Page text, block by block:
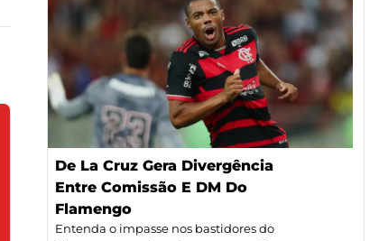
De La Cruz Gera Divergência
Entre Comissão E DM Do
Flamengo
Entenda o impasse nos bastidores do